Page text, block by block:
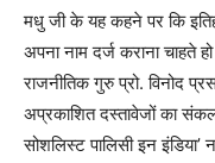
मधु जी के यह कहने पर कि
अपना नाम दर्ज कराना चाहते
राजनीतिक गुरु प्रो. विनोद
अप्रकाशित दस्तावेजों का
सोशलिस्ट पालिसी इन